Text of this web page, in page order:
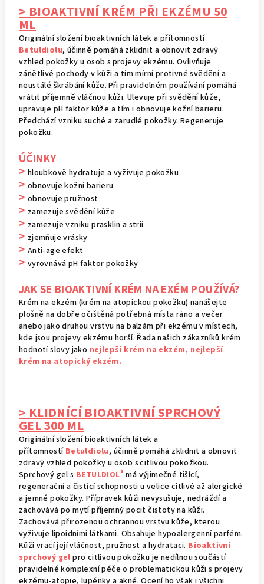
> BIOAKTIVNÍ KRÉM PŘI EKZÉMU 50
ML
Originální složení bioaktivních látek a přítomností
Betuldiolu, účinně pomáhá zklidnit a obnovit zdravý
vzhled pokožky u osob s projevy ekzému. Ovlivňuje
zánětlivé pochody v kůži a tím mírní protivné svědění a
neustálé škrábání kůže. Při pravidelném používání pomáhá
vrátit příjemně vláčnou kůži. Ulevuje při svědění kůže,
upravuje pH faktor kůže a tím i obnovuje kožní barieru.
Předchází vzniku suché a zarudlé pokožky. Regeneruje
pokožku.
ÚČINKY
> hloubkově hydratuje a vyživuje pokožku
> obnovuje kožní barieru
> obnovuje pružnost
> zamezuje svědění kůže
> zamezuje vzniku prasklin a strií
> zjemňuje vrásky
> Anti-age efekt
> vyrovnává pH faktor pokožky
JAK SE BIOAKTIVNÍ KRÉM NA EXÉM POUŽÍVÁ?
Krém na ekzém (krém na atopickou pokožku) nanášejte
plošně na dobře očištěná potřebná místa ráno a večer
anebo jako druhou vrstvu na balzám při ekzému v místech,
kde jsou projevy ekzému horší. Řada našich zákazníků krém
hodnotí slovy jako nejlepší krém na ekzém, nejlepší
krém na atopický ekzém.
> KLIDNÍCÍ BIOAKTIVNÍ SPRCHOVÝ
GEL 300 ML
Originální složení bioaktivních látek a
přítomností Betuldiolu, účinně pomáhá zklidnit a obnovit
zdravý vzhled pokožky u osob s citlivou pokožkou.
Sprchový gel s BETULDIOL® má výjimečné tišící,
regenerační a čistící schopnosti u velice citlivé až alergické
a jemné pokožky. Přípravek kůži nevysušuje, nedráždí a
zachovává po mytí příjemný pocit čistoty na kůži.
Zachovává přirozenou ochrannou vrstvu kůže, kterou
vyživuje lipoidními látkami. Obsahuje hypoalergenní parfém.
Kůži vrací její vláčnost, pružnost a hydrataci. Bioaktivní
sprchový gel pro citlivou pokožku je nedílnou součástí
pravidelné komplexní péče o problematickou kůži s projevy
ekzému-atopie, lupénky a akné. Ocení ho však i všichni